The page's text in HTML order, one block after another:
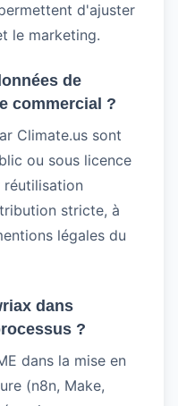
d'ajuster
le marketing.
de
commercial ?
Climate.us sont
ou sous licence
stricte, à
légales du
dans
?
dans la mise en
(n8n, Make,